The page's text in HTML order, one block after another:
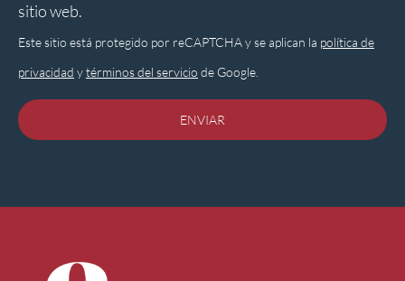
sitio web.
Este sitio está protegido por reCAPTCHA y se aplican la política de
privacidad ytérminos del servicio de Google.
ENVIAR